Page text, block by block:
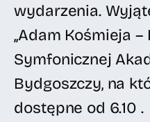
wydarzenia.
,,Adam Kośmieja
Symfonicznej
Bydgoszczy, na
dostępne od 6.10 .